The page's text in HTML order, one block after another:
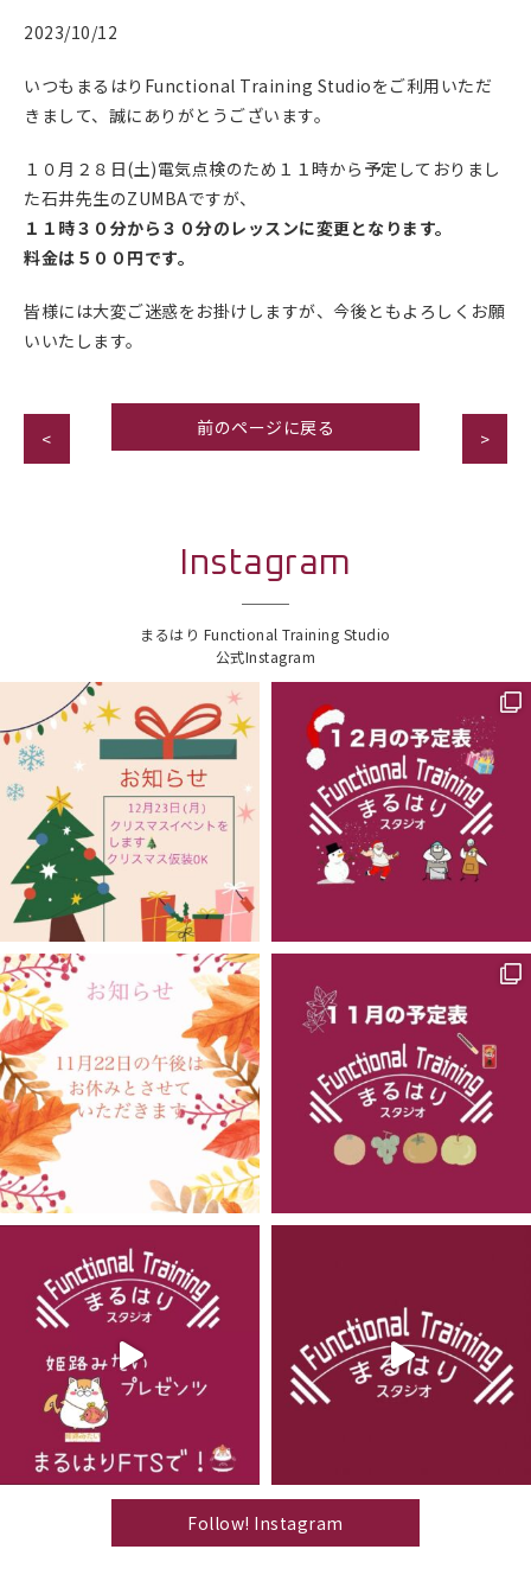
2023/10/12
いつもまるはりFunctional Training Studioをご利用いただ
きまして、誠にありがとうございます。
１０月２８日(土)電気点検のため１１時から予定しておりまし
た石井先生のZUMBAですが、
１１時３０分から３０分のレッスンに変更となります。
料金は５００円です。
皆様には大変ご迷惑をお掛けしますが、今後ともよろしくお願
いいたします。
< 前のページに戻る >
Instagram
まるはり Functional Training Studio
公式Instagram
Follow! Instagram